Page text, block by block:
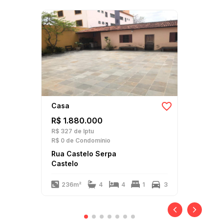
Casa
R$ 1.880.000
R$ 327 de Iptu
R$ 0 de Condomínio
Rua Castelo Serpa
Castelo
236m² 4 4 1 3